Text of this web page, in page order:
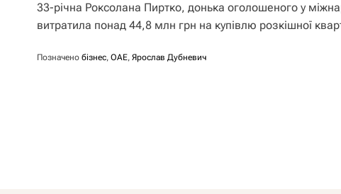
33-річна Роксолана Пиртко, донька оголошеного у
витратила понад 44,8 млн грн на купівлю розкішної
Позначено бізнес, ОАЕ, Ярослав Дубневич